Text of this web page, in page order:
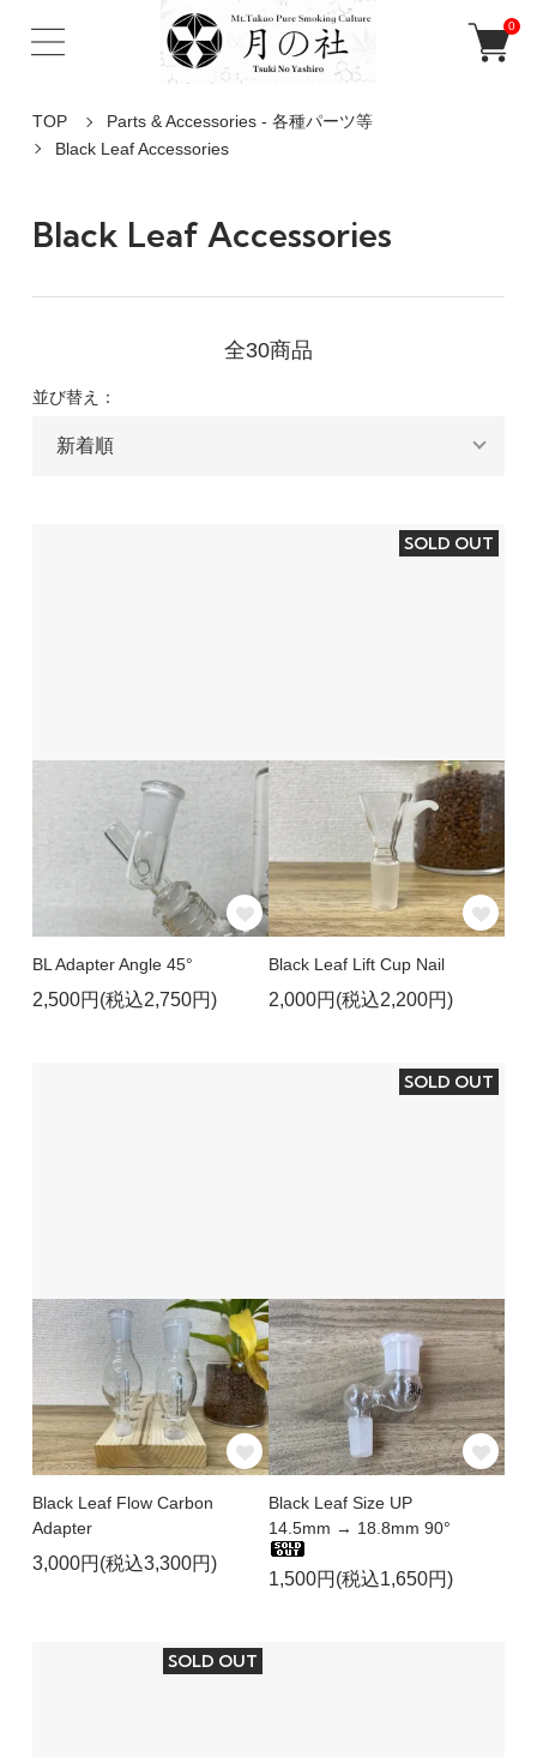
0
TOP
Parts & Accessories - 各種パーツ等
Black Leaf Accessories
Black Leaf Accessories
全30商品
並び替え：
BL Adapter Angle 45°
2,500円(税込2,750円)
SOLD OUT
Black Leaf Lift Cup Nail
2,000円(税込2,200円)
Black Leaf Flow Carbon
Adapter
3,000円(税込3,300円)
SOLD OUT
Black Leaf Size UP
14.5mm → 18.8mm 90°
1,500円(税込1,650円)
SOLD OUT